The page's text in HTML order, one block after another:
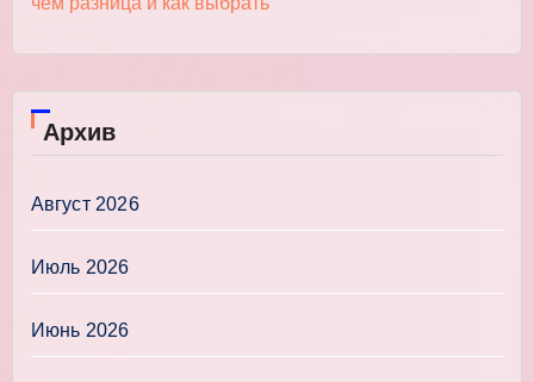
Архив
Август 2026
Июль 2026
Июнь 2026